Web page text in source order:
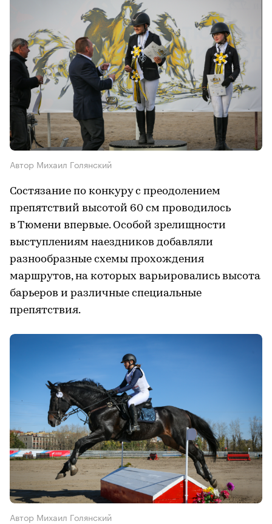
Автор Михаил Голянский
Состязание по конкуру с преодолением
препятствий высотой 60 см проводилось
в Тюмени впервые. Особой зрелищности
выступлениям наездников добавляли
разнообразные схемы прохождения
маршрутов, на которых варьировались высота
барьеров и различные специальные
препятствия.
Автор Михаил Голянский